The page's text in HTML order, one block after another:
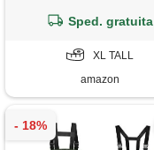
Sped. gratuita
XL TALL
amazon